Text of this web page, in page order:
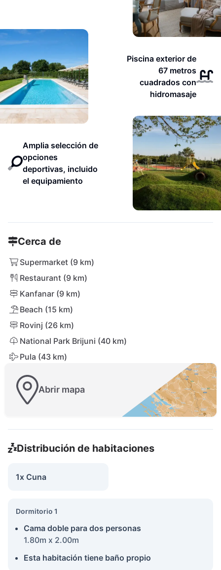
Piscina exterior de
67 metros
cuadrados con
hidromasaje
Amplia selección de
opciones
deportivas, incluido
el equipamiento
Cerca de
Supermarket (9 km)
Restaurant (9 km)
Kanfanar (9 km)
Beach (15 km)
Rovinj (26 km)
National Park Brijuni (40 km)
Pula (43 km)
Abrir mapa
Distribución de habitaciones
1x Cuna
Dormitorio 1
Cama doble para dos personas
1.80m x 2.00m
Esta habitación tiene baño propio